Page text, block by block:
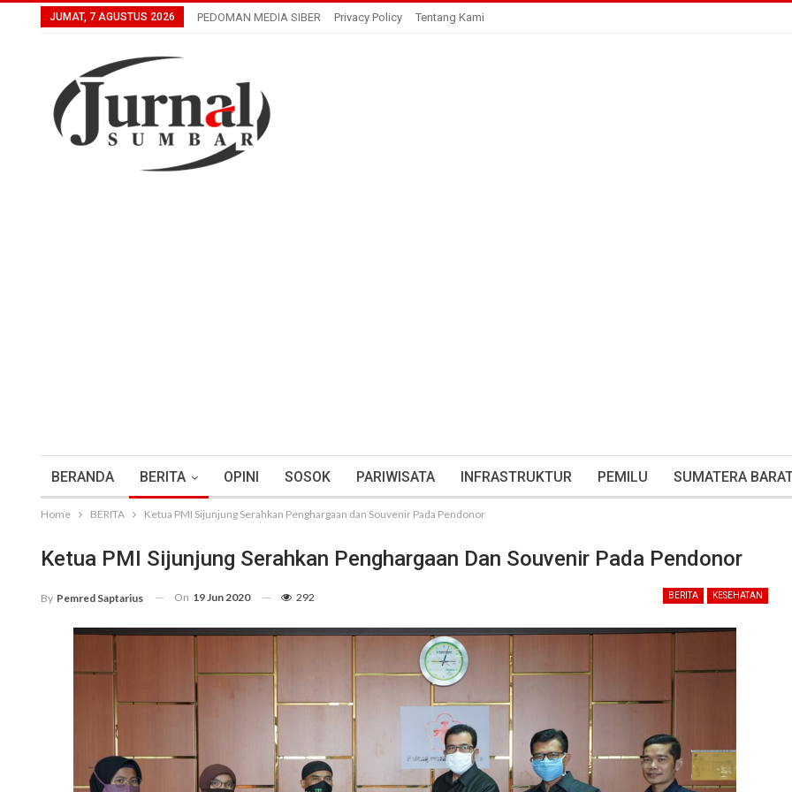
JUMAT, 7 AGUSTUS 2026 PEDOMAN MEDIA SIBER Privacy Policy Tentang Kami
BERANDA BERITA OPINI SOSOK PARIWISATA INFRASTRUKTUR PEMILU SUMATERA
Home BERITA Ketua PMI Sijunjung Serahkan Penghargaan dan Souvenir Pada Pendonor
Ketua PMI Sijunjung Serahkan Penghargaan Dan Souvenir Pada Pendonor
BERITA KESEHATAN
By Pemred Saptarius On 19 Jun 2020 292